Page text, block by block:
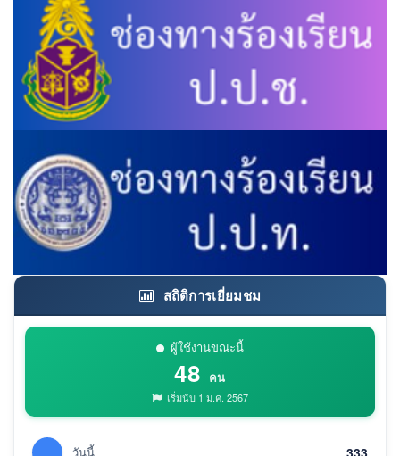
สถิติการเยี่ยมชม
ผู้ใช้งานขณะนี้
48 คน
เริ่มนับ 1 ม.ค. 2567
วันนี้ 333